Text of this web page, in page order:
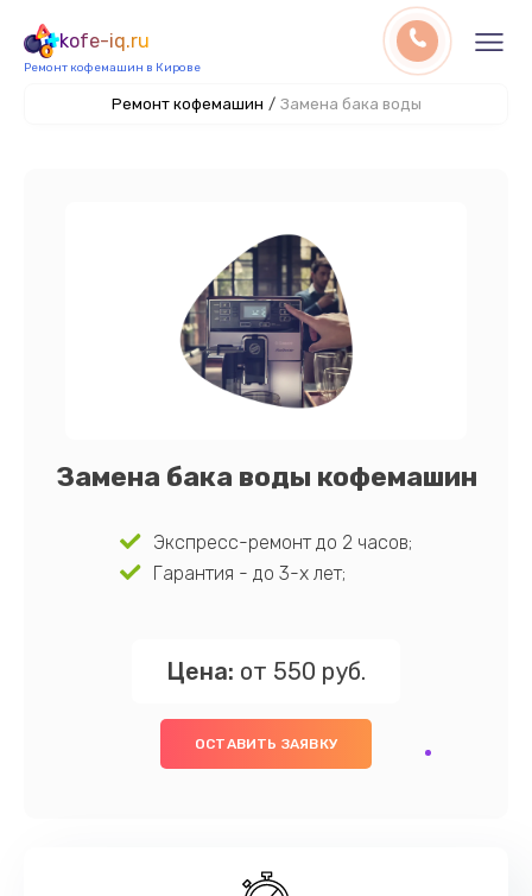
kofe-iq.ru
Ремонт кофемашин в Кирове
Ремонт кофемашин / Замена бака воды
Замена бака воды кофемашин
Экспресс-ремонт до 2 часов;
Гарантия - до 3-х лет;
Цена: от 550 руб.
ОСТАВИТЬ ЗАЯВКУ